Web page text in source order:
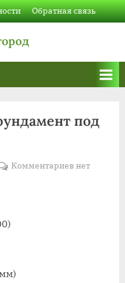
Обратная связь
под
Комментариевкнет